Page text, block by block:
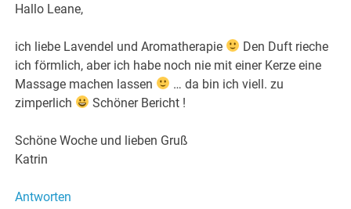
Hallo Leane,
ich liebe Lavendel und Aromatherapie
Den Duft rieche
ich förmlich, aber ich habe noch nie mit einer Kerze eine
Massage machen lassen
… da bin ich viell. zu
zimperlich
Schöner Bericht !
Schöne Woche und lieben Gruß
Katrin
Antworten